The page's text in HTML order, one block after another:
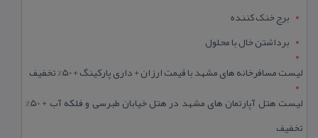
برج خنک کننده
برداشتن خال با محلول
لیست مسافرخانه های مشهد با قیمت ارزان + داری پارکینگ + 50% تخفیف
لیست هتل آپارتمان های مشهد در هتل خیابان طبرسی و فلکه آب + 50%
تخفیف